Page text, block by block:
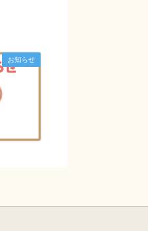
お知らせ